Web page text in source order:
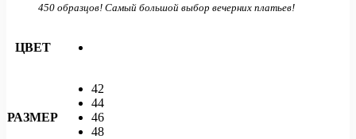
450 образцов! Самый большой выбор вечерних платьев!
ЦВЕТ
РАЗМЕР
42
44
46
48